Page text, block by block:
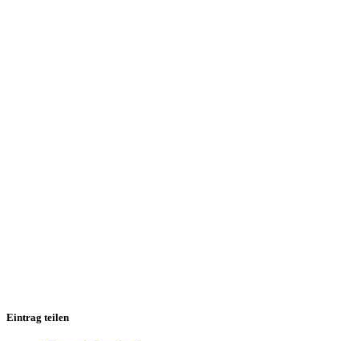
Eintrag teilen